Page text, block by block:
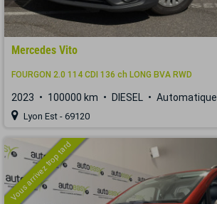
Mercedes Vito
FOURGON 2.0 114 CDI 136 ch LONG BVA RWD
2023 100000 km DIESEL Automatique
Lyon Est - 69120
Vous arrivez trop tard